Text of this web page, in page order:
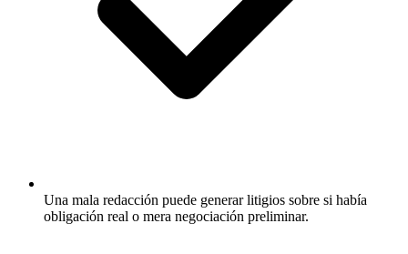
Una mala redacción puede generar litigios sobre si había
obligación real o mera negociación preliminar.